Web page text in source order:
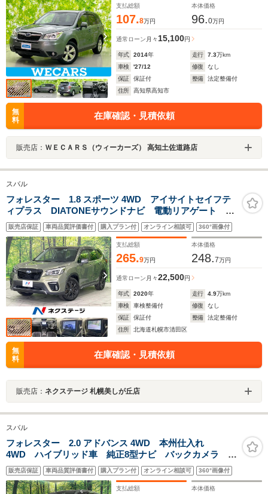
支払総額
107.8万円
本体価格
96.0万円
通常ローン 月々 15,100円
年式 2014年 走行 7.3万km
車検
'27/12 修復
なし
保証
保証付 整備
法定整備付
住所
高知県高知市
無
料
在庫確認・見積依頼
販売店： ＷＥＣＡＲＳ（ウィーカーズ） 高知土佐道路店
スバル
フォレスター 1.8 スポーツ 4WD アイサイトセイフテ
ィプラス DIATONEサウンドナビ 電動リアゲート バ
ック・フロント・サイドカメラ ブラインドスポットM
シートヒーター ハーフレザー Bluetooth フルセグ
販売店保証 車両品質評価書付 購入プラン付 オンライン相談可 360°画像付
支払総額
265.9万円
本体価格
248.7万円
通常ローン 月々22,500円
年式 2020年 走行 4.9万km
車検
車検整備付 修復
なし
保証
保証付 整備
法定整備付
住所
北海道札幌市清田区
無
料
在庫確認・見積依頼
販売店： ネクステージ 札幌美しが丘店
スバル
フォレスター 2.0 アドバンス 4WD 本州仕入れ
4WD ハイブリッド車 純正8型ナビ バックカメラ ア
イサイトセイフティプラス レーダークルーズ 禁煙
車 電動リアゲート 全席シートヒーター ドラレコ
コーナーセンサー スマートキー
販売店保証 車両品質評価書付 購入プラン付 オンライン相談可 360°画像付
支払総額 本体価格